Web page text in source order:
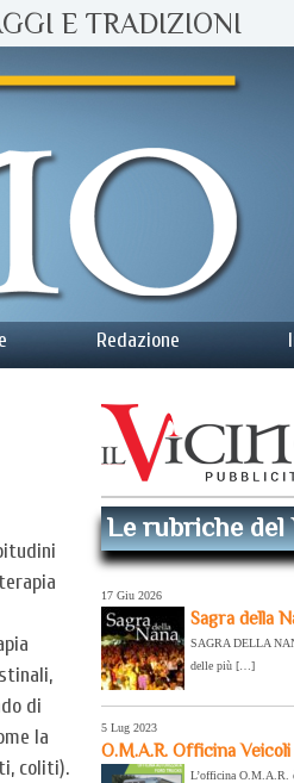
E TRADIZIONI
Redazione
di
la
coliti).
Le rubriche del
17 Giu 2026
Sagra della
SAGRA DELLA
delle più […]
5 Lug 2023
O.M.A.R. Officina
L’officina